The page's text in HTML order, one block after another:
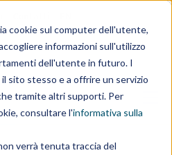
cookie sul computer dell'utente,
informazioni sull'utilizzo
dell'utente in futuro. I
sito stesso e a offrire un servizio
tramite altri supporti. Per
consultare l'informativa sulla
verrà tenuta traccia del